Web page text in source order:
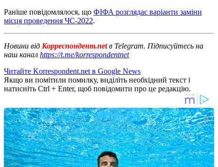
Раніше повідомлялося, що ФІФА розглядає варіанти заміни
місця проведення ЧС-2022.
Новини від Корреспондент.netв Telegram. Підписуйтесь на
наш канал https://t.me/korrespondentnet
Читайте Korrespondent.net в Google News
Якщо ви помітили помилку, виділіть необхідний текст і
натисніть Ctrl + Enter, щоб повідомити про це редакцію.